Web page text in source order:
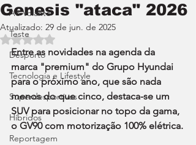
Ao Volante
Teste
Desporto
Tecnologia e Lifestyle
Superdesportivos
Híbridos
Reportagem
Genesis "ataca" 2026
Atualizado: 29 de jun. de 2025
Avaliado com NaN de 5 estrelas.
Entre as novidades na agenda da
marca "premium" do Grupo Hyundai
para o próximo ano, que são nada
menos do que cinco, destaca-se um
SUV para posicionar no topo da gama,
o GV90 com motorização 100% elétrica.